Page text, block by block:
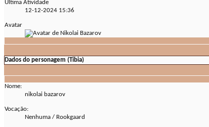
Última Atividade
12-12-2024 15:36
Avatar
Dados do personagem (Tibia)
Nome:
nikolai bazarov
Vocação:
Nenhuma / Rookgaard